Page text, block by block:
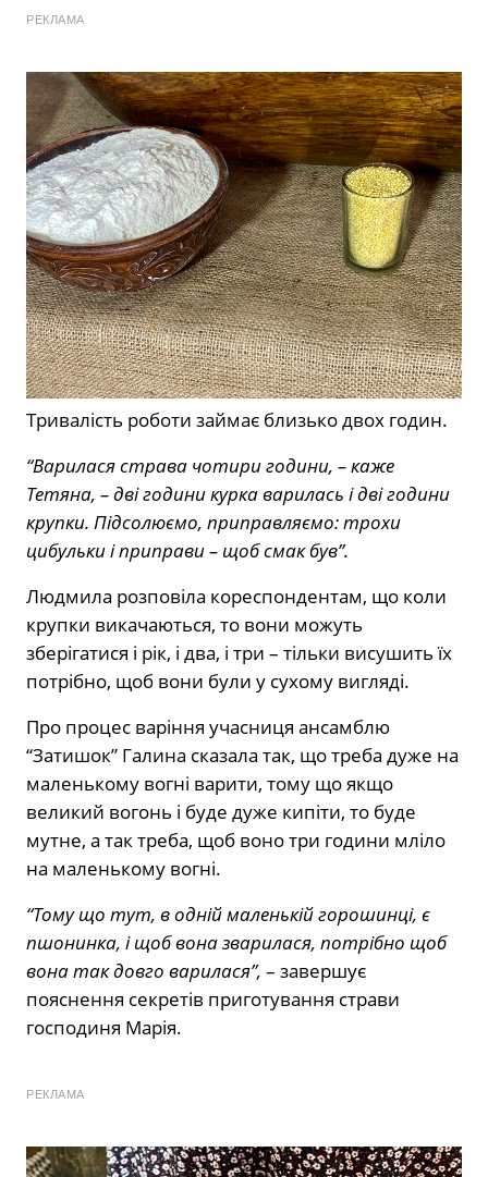
РЕКЛАМА
Тривалість роботи займає близько двох годин.
“Варилася страва чотири години, – каже
Тетяна, – дві години курка варилась і дві години
крупки. Підсолюємо, приправляємо: трохи
цибульки і приправи – щоб смак був”.
Людмила розповіла кореспондентам, що коли
крупки викачаються, то вони можуть
зберігатися і рік, і два, і три – тільки висушить їх
потрібно, щоб вони були у сухому вигляді.
Про процес варіння учасниця ансамблю
“Затишок” Галина сказала так, що треба дуже на
маленькому вогні варити, тому що якщо
великий вогонь і буде дуже кипіти, то буде
мутне, а так треба, щоб воно три години мліло
на маленькому вогні.
“Тому що тут, в одній маленькій горошинці, є
пшонинка, і щоб вона зварилася, потрібно щоб
вона так довго варилася”, – завершує
пояснення секретів приготування страви
господиня Марія.
РЕКЛАМА